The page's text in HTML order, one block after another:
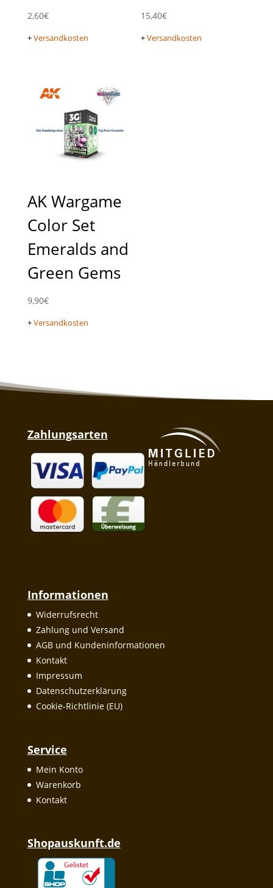
2,60€
+Versandkosten
15,40€
+Versandkosten
AK Wargame
Color Set
Emeralds and
Green Gems
9,90€
+Versandkosten
Zahlungsarten
Informationen
Widerrufsrecht
Zahlung und Versand
AGB und Kundeninformationen
Kontakt
Impressum
Datenschutzerklärung
Cookie-Richtlinie (EU)
Service
Mein Konto
Warenkorb
Kontakt
Shopauskunft.de